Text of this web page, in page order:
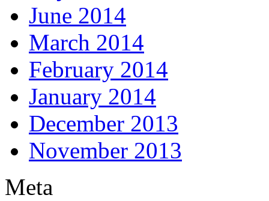
June 2014
March 2014
February 2014
January 2014
December 2013
November 2013
Meta